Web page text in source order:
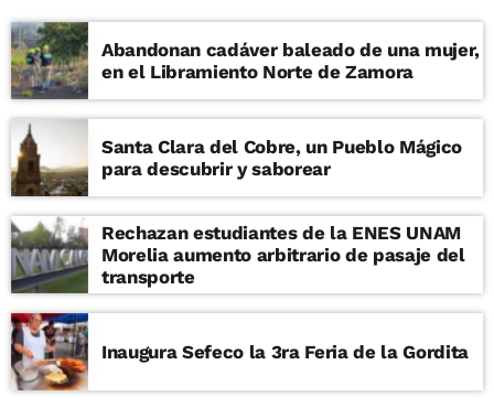
Abandonan cadáver baleado de una mujer,
en el Libramiento Norte de Zamora
Santa Clara del Cobre, un Pueblo Mágico
para descubrir y saborear
Rechazan estudiantes de la ENES UNAM
Morelia aumento arbitrario de pasaje del
transporte
Inaugura Sefeco la 3ra Feria de la Gordita